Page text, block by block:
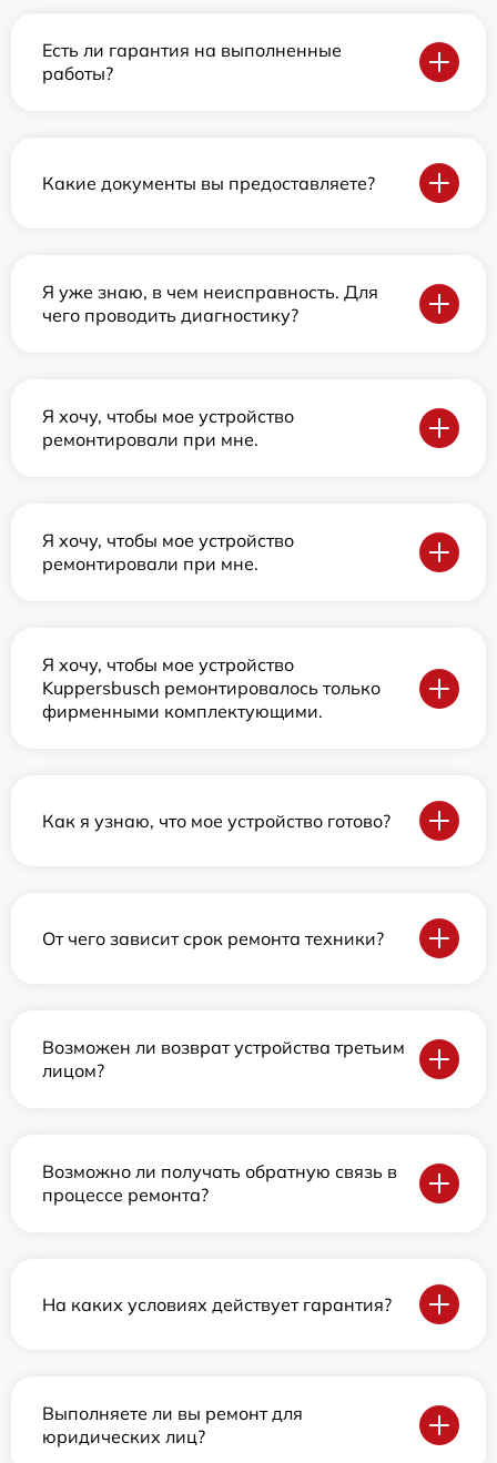
Есть ли гарантия на выполненные
работы?
Какие документы вы предоставляете?
Я уже знаю, в чем неисправность. Для
чего проводить диагностику?
Я хочу, чтобы мое устройство
ремонтировали при мне.
Я хочу, чтобы мое устройство
ремонтировали при мне.
Я хочу, чтобы мое устройство
Kuppersbusch ремонтировалось только
фирменными комплектующими.
Как я узнаю, что мое устройство готово?
От чего зависит срок ремонта техники?
Возможен ли возврат устройства третьим
лицом?
Возможно ли получать обратную связь в
процессе ремонта?
На каких условиях действует гарантия?
Выполняете ли вы ремонт для
юридических лиц?